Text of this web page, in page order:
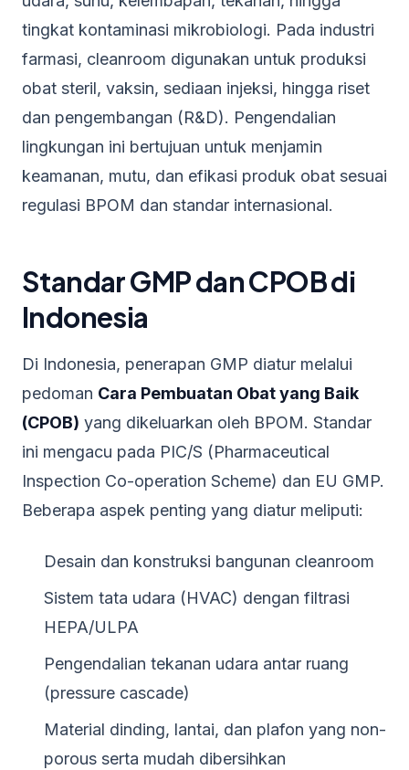
tingkat kontaminasi mikrobiologi. Pada industri
farmasi, cleanroom digunakan untuk produksi
obat steril, vaksin, sediaan injeksi, hingga riset
dan pengembangan (R&D). Pengendalian
lingkungan ini bertujuan untuk menjamin
keamanan, mutu, dan efikasi produk obat sesuai
regulasi BPOM dan standar internasional.
Standar GMP dan CPOB di
Indonesia
Di Indonesia, penerapan GMP diatur melalui
pedoman Cara Pembuatan Obat yang Baik
(CPOB) yang dikeluarkan oleh BPOM. Standar
ini mengacu pada PIC/S (Pharmaceutical
Inspection Co-operation Scheme) dan EU GMP.
Beberapa aspek penting yang diatur meliputi:
Desain dan konstruksi bangunan cleanroom
Sistem tata udara (HVAC) dengan filtrasi
HEPA/ULPA
Pengendalian tekanan udara antar ruang
(pressure cascade)
Material dinding, lantai, dan plafon yang non-
porous serta mudah dibersihkan